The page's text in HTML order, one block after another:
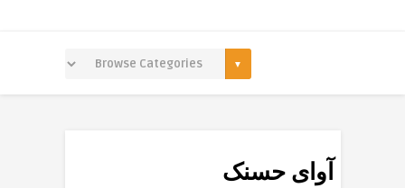
آوای حسنک